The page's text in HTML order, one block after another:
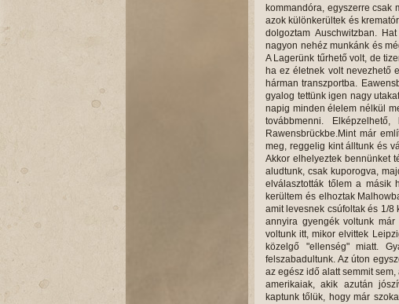
kommandóra, egyszerre csak
azok különkerültek és
dolgoztam Auschwitzban.
nagyon nehéz munkánk és
A Lagerünk tűrhető volt, de
ha ez életnek volt nevezhető
hárman transzportba.
gyalog tettünk igen nagy
napig minden élelem nélkül
továbbmenni.
Rawensbrückbe.Mint már
meg, reggelig kint álltunk és
Akkor elhelyeztek bennünket
aludtunk, csak kuporogva,
elválasztották tőlem a másik
kerültem és elhoztak
amit levesnek csúfoltak és 1/8
annyira gyengék voltunk
voltunk itt, mikor elvittek
közelgő "ellenség" miatt.
felszabadultunk. Az úton
az egész idő alatt semmit
amerikaiak, akik azután
kaptunk tőlük, hogy már